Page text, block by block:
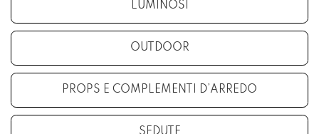
LUMINOSI
OUTDOOR
PROPS E COMPLEMENTI D’ARREDO
SEDUTE